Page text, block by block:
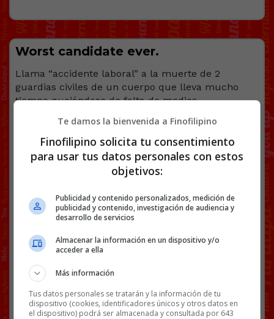
Worst candidate ever.
Llama “accidente laboral” a la muerte de 2
guardias civiles de un cuerpo que lleva mucho
tiempo quejándose de falta de medios.
Es igual que llamar “accidente” a lo de Adamuz
conociendo el lamentable estado de las vías, y
llamar “accidente” también al apagón después de
muchos avisos de que iba a pasar.
incompetentes… provocan muertes.
[Ver vídeo en X]
Facebook
Twitter
WhatsApp
Gmail
Link
ANDALUCÍA MARÍA JESÚS MONTERO POLÍTICA PSOE
Te damos la bienvenida a Finofilipino
Finofilipino solicita tu consentimiento
para usar tus datos personales con estos
objetivos:
Publicidad y contenido personalizados, medición de
publicidad y contenido, investigación de audiencia y
desarrollo de servicios
Almacenar la información en un dispositivo y/o
acceder a ella
Más información
Tus datos personales se tratarán y la información de tu
dispositivo (cookies, identificadores únicos y otros datos en
el dispositivo) podrá ser almacenada y consultada por 643